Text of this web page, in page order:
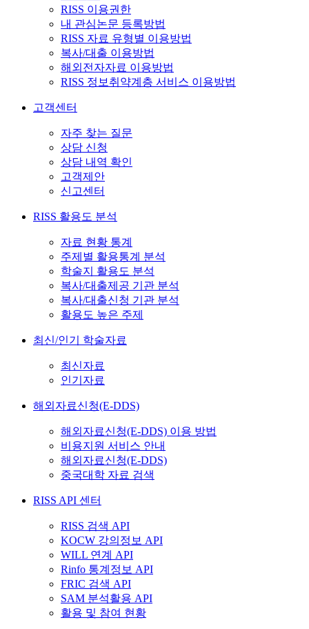
RISS 이용권한
내 관심논문 등록방법
RISS 자료 유형별 이용방법
복사/대출 이용방법
해외전자자료 이용방법
RISS 정보취약계층 서비스 이용방법
고객센터
자주 찾는 질문
상담 신청
상담 내역 확인
고객제안
신고센터
RISS 활용도 분석
자료 현황 통계
주제별 활용통계 분석
학술지 활용도 분석
복사/대출제공 기관 분석
복사/대출신청 기관 분석
활용도 높은 주제
최신/인기 학술자료
최신자료
인기자료
해외자료신청(E-DDS)
해외자료신청(E-DDS) 이용 방법
비용지원 서비스 안내
해외자료신청(E-DDS)
중국대학 자료 검색
RISS API 센터
RISS 검색 API
KOCW 강의정보 API
WILL 연계 API
Rinfo 통계정보 API
FRIC 검색 API
SAM 분석활용 API
활용 및 참여 현황